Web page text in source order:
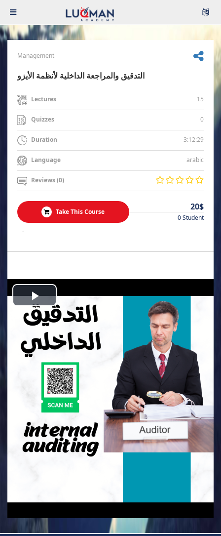
Management
التدقيق والمراجعة الداخلية لأنظمة الأيزو
Lectures 15
Quizzes 0
Duration 3:12:29
Language arabic
Reviews (0)
Take This Course 20$
0 Student
.
Play
Video